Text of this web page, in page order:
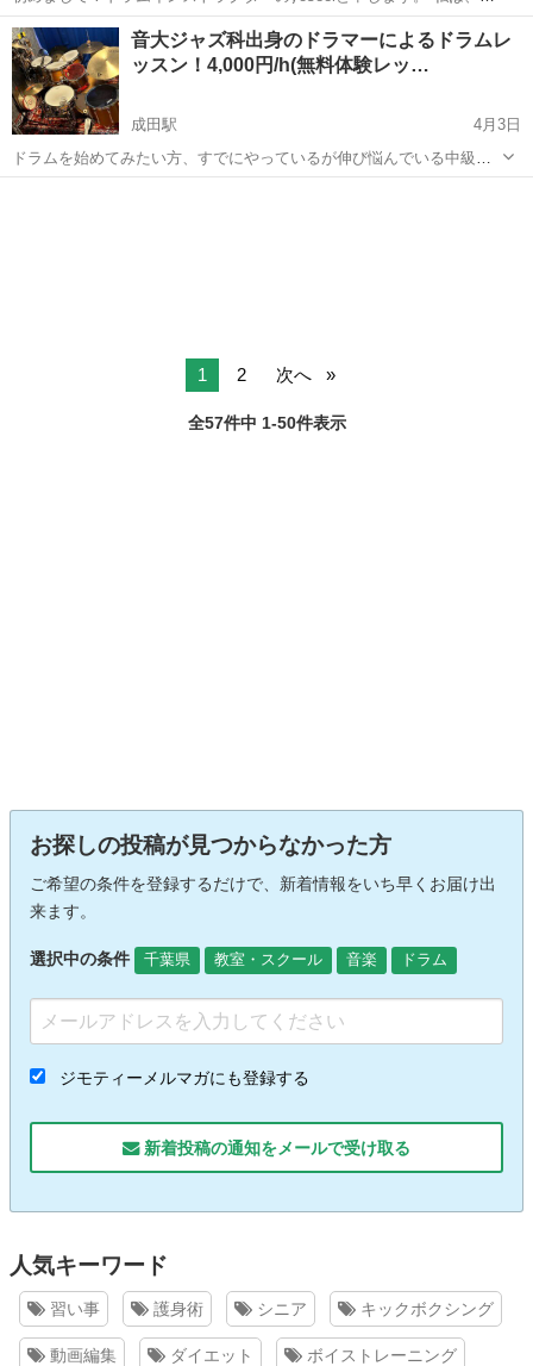
葉県は我孫子市天王台にあります「SlapSnails」というレンタルスペ
ースでドラムレッスンを行っているのですが、現在そちらで【ドラム
グループレ...
千葉 我孫子市 天王台駅 ドラム
音大ジャズ科出身のドラマーによるドラムレ
ッスン！4,000円/h(無料体験レッ…
成田駅
4月3日
ドラムを始めてみたい方、すでにやっているが伸び悩んでいる中級者
の方など、様々なニーズにお応えいたします。 基本的な叩き方から、
1 2 次へ
全57件中 1-50件表示
お探しの投稿が見つからなかった方
ご希望の条件を登録するだけで、新着情報をいち早くお届け出
来ます。
選択中の条件 千葉県 教室・スクール 音楽 ドラム
ジモティーメルマガにも登録する
新着投稿の通知をメールで受け取る
人気キーワード
習い事 護身術 シニア キックボクシング
動画編集 ダイエット ボイストレーニング